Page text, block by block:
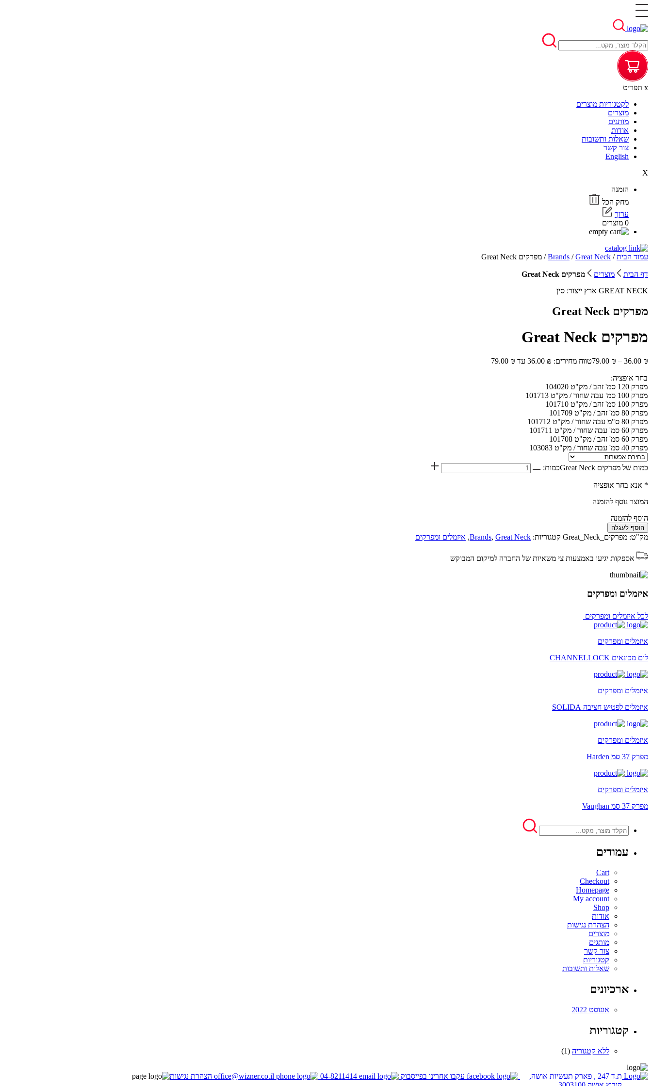
x תפריט
לקטגוריות מוצרים
מוצרים
מותגים
אודות
שאלות ותשובות
צור קשר
English
X
הזמנה
מחק הכל
ערוך
0 מוצרים
עמוד הבית/
Brands /Great Neck / מפרקים Great Neck
דף הבית מוצרים
מפרקים Great Neck
GREAT NECK ארץ ייצור: סין
מפרקים Great Neck
מפרקים Great Neck
36.00 ₪
–
79.00 ₪ טווח מחירים: ⁦36.00 ₪⁩ עד ⁦79.00 ₪⁩
בחר אופציה:
מפרק 120 סמ' זהב / מק"ט 104020
מפרק 100 סמ' עבה שחור / מק"ט 101713
מפרק 100 סמ' זהב / מק"ט 101710
מפרק 80 סמ' זהב / מק"ט 101709
מפרק 80 ס"מ עבה שחור / מק"ט 101712
מפרק 60 סמ' עבה שחור / מק"ט 101711
מפרק 60 סמ' זהב / מק"ט 101708
מפרק 40 סמ' עבה שחור / מק"ט 103083
כמות של מפרקים Great Neck כמות:
* אנא בחר אופציה
המוצר נוסף להזמנה
הוסף להזמנה
הוסף לעגלה
מק"ט: מפרקים_Great_Neck קטגוריות: Brands, Great Neck
, איזמלים ומפרקים
אספקות יגיעו באמצעות צי משאיות של החברה למיקום המבוקש
איזמלים ומפרקים
לכל איזמלים ומפרקים
איזמלים ומפרקים
לום מכונאים CHANNELLOCK
איזמלים ומפרקים
איזמלים לפטיש חציבה SOLIDA
איזמלים ומפרקים
מפרק 37 סמ Harden
איזמלים ומפרקים
מפרק 37 סמ Vaughan
עמודים
Cart
Checkout
Homepage
My account
Shop
אודות
הצהרת נגישות
מוצרים
מותגים
צור קשר
קטגוריות
שאלות ותשובות
ארכיונים
אוגוסט 2022
קטגוריות
ללא קטגוריה (1)
ת.ד 247 , פארק תעשיות אושה,
עקבו אחרינו בפייסבוק office@wizner.co.il 04-8211414 הצהרת נגישות